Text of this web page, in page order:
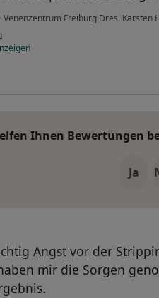
Venenzentrum Freiburg Dres. Karsten
Ihnen Bewertungen
Ja
Angst vor der
mir die Sorgen